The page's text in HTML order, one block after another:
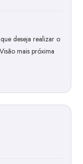
deseja realizar o
mais próxima